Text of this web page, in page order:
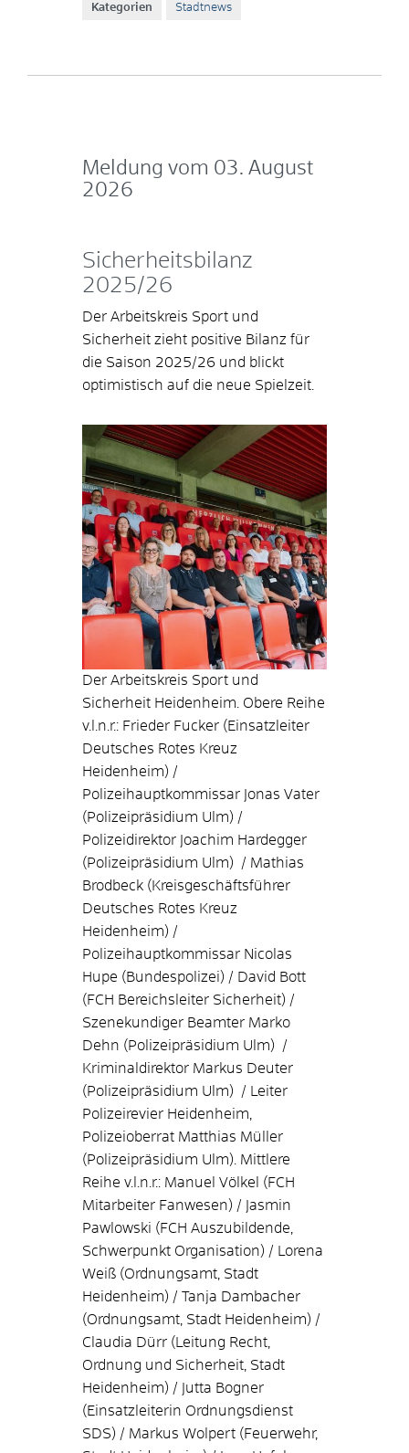
Kategorien Stadtnews
Meldung vom 03. August
2026
Sicherheitsbilanz
2025/26
Der Arbeitskreis Sport und
Sicherheit zieht positive Bilanz für
die Saison 2025/26 und blickt
optimistisch auf die neue Spielzeit.
Der Arbeitskreis Sport und
Sicherheit Heidenheim. Obere Reihe
v.l.n.r.: Frieder Fucker (Einsatzleiter
Deutsches Rotes Kreuz
Heidenheim) /
Polizeihauptkommissar Jonas Vater
(Polizeipräsidium Ulm) /
Polizeidirektor Joachim Hardegger
(Polizeipräsidium Ulm) / Mathias
Brodbeck (Kreisgeschäftsführer
Deutsches Rotes Kreuz
Heidenheim) /
Polizeihauptkommissar Nicolas
Hupe (Bundespolizei) / David Bott
(FCH Bereichsleiter Sicherheit) /
Szenekundiger Beamter Marko
Dehn (Polizeipräsidium Ulm) /
Kriminaldirektor Markus Deuter
(Polizeipräsidium Ulm) / Leiter
Polizeirevier Heidenheim,
Polizeioberrat Matthias Müller
(Polizeipräsidium Ulm). Mittlere
Reihe v.l.n.r.: Manuel Völkel (FCH
Mitarbeiter Fanwesen) / Jasmin
Pawlowski (FCH Auszubildende,
Schwerpunkt Organisation) / Lorena
Weiß (Ordnungsamt, Stadt
Heidenheim) / Tanja Dambacher
(Ordnungsamt, Stadt Heidenheim) /
Claudia Dürr (Leitung Recht,
Ordnung und Sicherheit, Stadt
Heidenheim) / Jutta Bogner
(Einsatzleiterin Ordnungsdienst
SDS) / Markus Wolpert (Feuerwehr,